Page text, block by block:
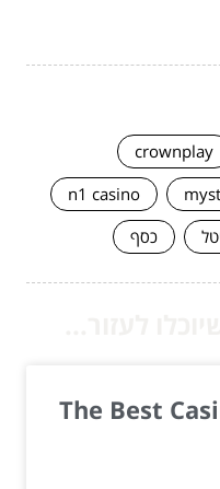
crownplay
n1 casino
כסף
The Best